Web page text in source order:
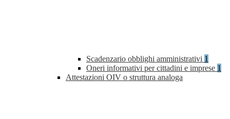
Scadenzario obblighi amministrativi 1
Oneri informativi per cittadini e imprese 1
Attestazioni OIV o struttura analoga